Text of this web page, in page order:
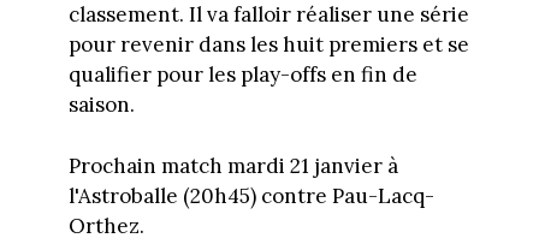
classement. Il va falloir réaliser une série
pour revenir dans les huit premiers et se
qualifier pour les play-offs en fin de
saison.
Prochain match mardi 21 janvier à
l'Astroballe (20h45) contre Pau-Lacq-
Orthez.